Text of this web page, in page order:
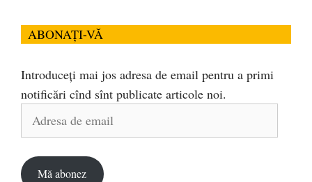
ABONAȚI-VĂ
Introduceți mai jos adresa de email pentru a primi
notificări cînd sînt publicate articole noi.
Mă abonez